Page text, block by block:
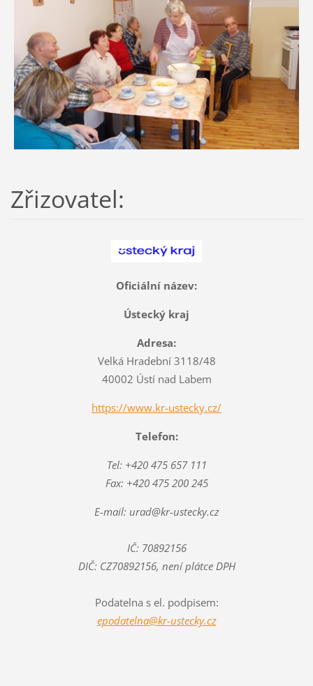
Zřizovatel:
Oficiální název:
Ústecký kraj
Adresa:
Velká Hradební 3118/48
40002 Ústí nad Labem
https://www.kr-ustecky.cz/
Telefon:
Tel: +420 475 657 111
Fax: +420 475 200 245
E-mail: urad@kr-ustecky.cz
IČ: 70892156
DIČ: CZ70892156, není plátce DPH
Podatelna s el. podpisem:
epodatelna@kr-ustecky.cz